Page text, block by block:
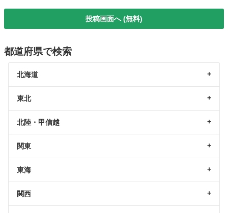
投稿画面へ (無料)
都道府県で検索
北海道
東北
北陸・甲信越
関東
東海
関西